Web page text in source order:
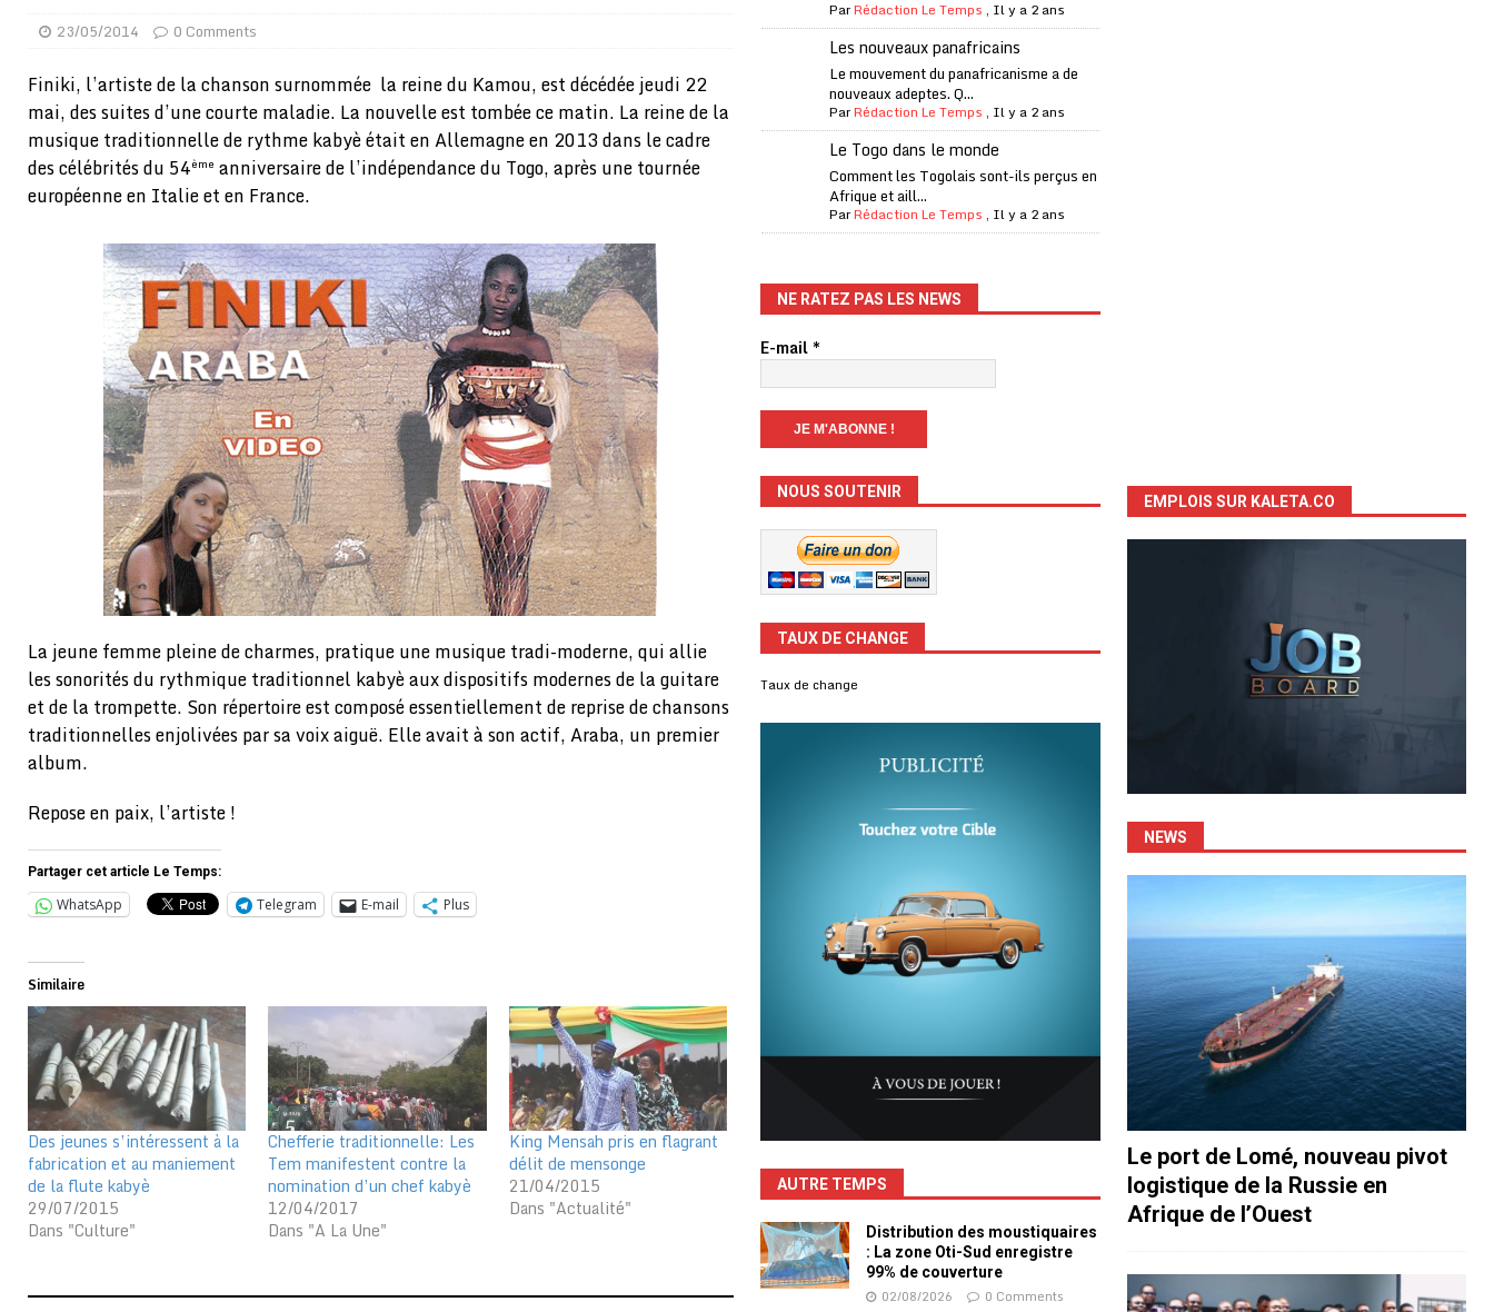
A LA UNE
[ 01/08/2026 ] Quatre candidats à la succession d’Infantino à la tête de la FIFA
A LA UNE
[ 01/08/2026 ] Bénin : Romuald Wadagni reçoit le milliardaire Aliko Dangote
A LA UNE
[ 31/07/2026 ] Niger : le FMI débloque une bouffée d’oxygène financière
ECONOMIE
[ 31/07/2026 ]
Franco Baresi, légendaire défenseur de l’Italie et de l’AC Milan, est mort à 66 ans
A LA UNE
[ 31/07/2026 ] Benjamin Mendy a vendu aux enchères son trophée de la Coupe du monde
[ 31/07/2026 ] Bénin : les membres du Sénat installés
A LA UNE
[ 31/07/2026 ] Projet d’investisseurs à la Fifa: l’UEFA menace à «l’unanimité» d’un boycott des Coupes du monde
BUSINESS
[ 30/07/2026 ] Mali : au moins 19 soldats exécutés, Amnesty International exige une enquête
[ 05/08/2026 ] Hervé Renard devient sélectionneur des Eléphants de Côte d’Ivoire
23/05/2014 0 Comments
Finiki, l’artiste de la chanson surnommée la reine du Kamou, est décédée jeudi 22
mai, des suites d’une courte maladie. La nouvelle est tombée ce matin. La reine de la
musique traditionnelle de rythme kabyè était en Allemagne en 2013 dans le cadre
des célébrités du 54ème anniversaire de l’indépendance du Togo, après une tournée
européenne en Italie et en France.
La jeune femme pleine de charmes, pratique une musique tradi-moderne, qui allie
les sonorités du rythmique traditionnel kabyè aux dispositifs modernes de la guitare
et de la trompette. Son répertoire est composé essentiellement de reprise de chansons
traditionnelles enjolivées par sa voix aiguë. Elle avait à son actif, Araba, un premier
album.
Repose en paix, l’artiste !
Partager cet article Le Temps:
WhatsApp Telegram E-mail Plus
Similaire
Des jeunes s’intéressent à la
fabrication et au maniement
de la flute kabyè
29/07/2015
Dans "Culture"
Chefferie traditionnelle: Les
Tem manifestent contre la
nomination d’un chef kabyè
12/04/2017
Dans "A La Une"
King Mensah pris en flagrant
délit de mensonge
21/04/2015
Dans "Actualité"
ParRédaction Le Temps , Il y a 2 ans
Les nouveaux panafricains
Le mouvement du panafricanisme a de
nouveaux adeptes. Q...
ParRédaction Le Temps , Il y a 2 ans
Le Togo dans le monde
Comment les Togolais sont-ils perçus en
Afrique et aill...
ParRédaction Le Temps , Il y a 2 ans
NE RATEZ PAS LES NEWS
E-mail*
NOUS SOUTENIR
TAUX DE CHANGE
Taux de change
AUTRE TEMPS
Distribution des moustiquaires
: La zone Oti-Sud enregistre
99% de couverture
02/08/2026 0 Comments
EMPLOIS SUR KALETA.CO
NEWS
Le port de Lomé, nouveau pivot
logistique de la Russie en
Afrique de l’Ouest